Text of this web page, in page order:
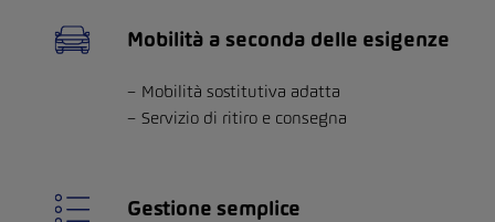
Mobilità a seconda delle esigenze
Mobilità sostitutiva adatta
Servizio di ritiro e consegna
Gestione semplice